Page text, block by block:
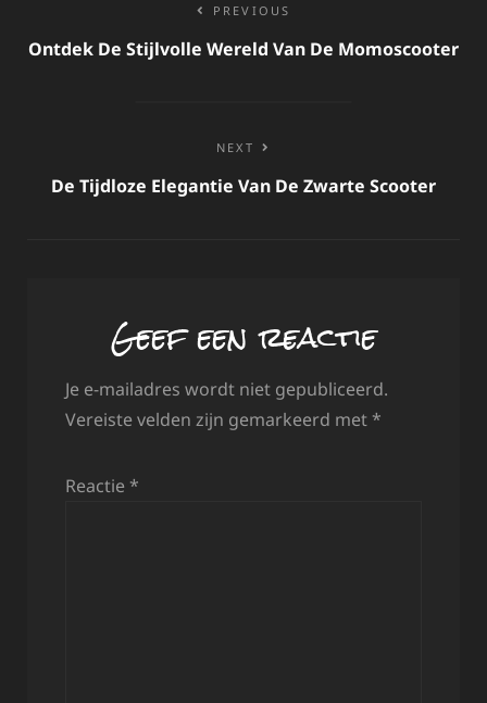
navigatie
PREVIOUS
Ontdek De Stijlvolle Wereld Van De Momoscooter
NEXT
De Tijdloze Elegantie Van De Zwarte Scooter
Geef een reactie
Je e-mailadres wordt niet gepubliceerd.
Vereiste velden zijn gemarkeerd met *
Reactie *